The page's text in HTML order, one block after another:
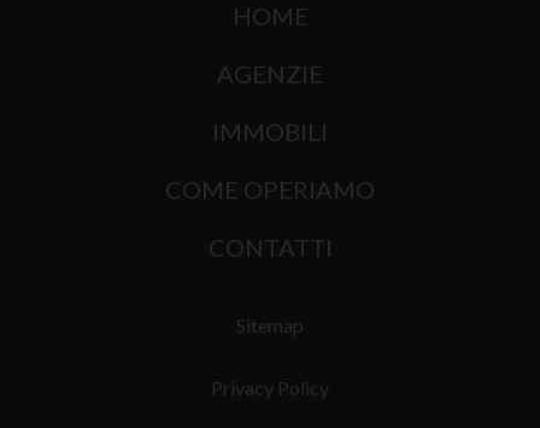
HOME
AGENZIE
IMMOBILI
COME OPERIAMO
CONTATTI
Sitemap
Privacy Policy